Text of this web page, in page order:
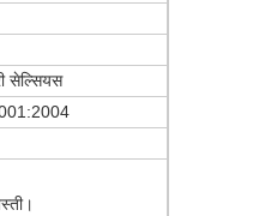
सेल्सियस